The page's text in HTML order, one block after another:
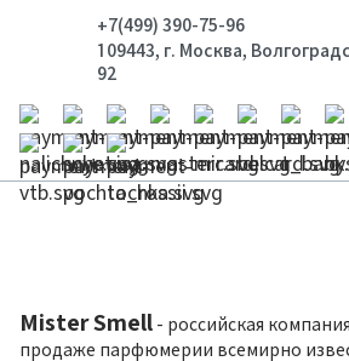
+7(499) 390-75-96
109443, г. Москва,
92
Mister Smell - российская
продаже парфюмерии всемирно